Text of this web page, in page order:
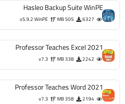
Hasleo Backup Suite WinPE
6327
505 MB
v5.9.2 WinPE
Professor Teaches Excel 2021
2242
338 MB
v7.3
Professor Teaches Word 2021
2194
358 MB
v7.3